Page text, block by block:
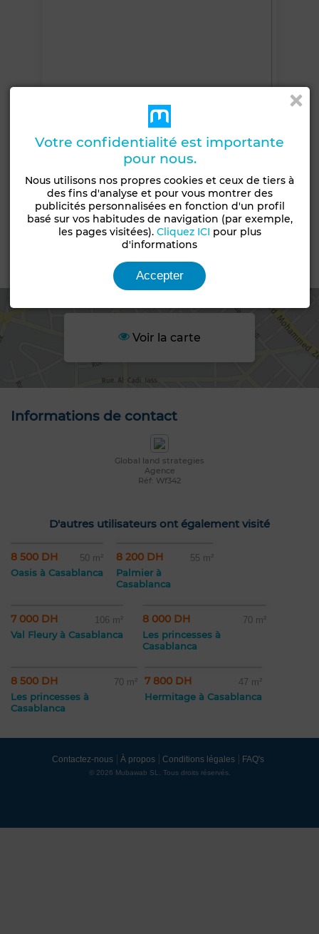
+5 PHOTOS
Voir la carte
Informations de contact
Global land strategies
Agence
Réf: Wf342
D'autres utilisateurs ont également visité
8 500 DH 50 m²
Oasis à Casablanca
8 200 DH 55 m²
Palmier à
Casablanca
7 000 DH 106 m²
Val Fleury à Casablanca
8 000 DH 70 m²
Les princesses à
Casablanca
8 500 DH 70 m²
Les princesses à
Casablanca
7 800 DH 47 m²
Hermitage à Casablanca
Contactez-nous À propos Conditions légales FAQ's
© 2026 Mubawab SL. Tous droits réservés.
Votre confidentialité est importante
pour nous.
Nous utilisons nos propres cookies et ceux de tiers à
des fins d'analyse et pour vous montrer des
publicités personnalisées en fonction d'un profil
basé sur vos habitudes de navigation (par exemple,
les pages visitées). Cliquez ICI pour plus
d'informations
Accepter